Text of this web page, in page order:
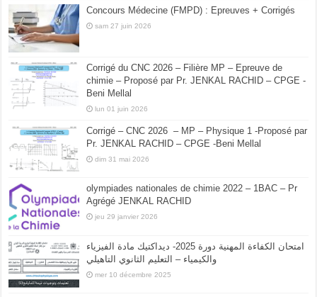
Concours Médecine (FMPD) : Epreuves + Corrigés
sam 27 juin 2026
Corrigé du CNC 2026 – Filière MP – Epreuve de
chimie – Proposé par Pr. JENKAL RACHID – CPGE -
Beni Mellal
lun 01 juin 2026
Corrigé – CNC 2026 – MP – Physique 1 -Proposé par
Pr. JENKAL RACHID – CPGE -Beni Mellal
dim 31 mai 2026
olympiades nationales de chimie 2022 – 1BAC – Pr
Agrégé JENKAL RACHID
jeu 29 janvier 2026
امتحان الكفاءة المهنية دورة 2025- ديداكتيك مادة الفيزياء
والكيمياء – التعليم الثانوي التاهيلي
mer 10 décembre 2025